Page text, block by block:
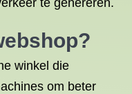
te genereren.
winkel die
om beter